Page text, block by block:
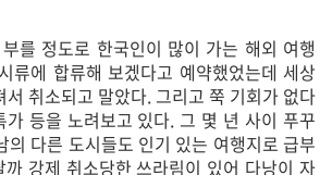
를 정도로 한국인이 많이 가는 해외 여행
류에 합류해 보겠다고 예약했었는데 세상
취소되고 말았다. 그리고 쭉 기회가 없다
가 등을 노려보고 있다. 그 몇 년 사이 푸꾸
의 다른 도시들도 인기 있는 여행지로 급부
강제 취소당한 쓰라림이 있어 다낭이 자